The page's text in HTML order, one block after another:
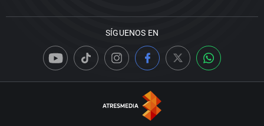
SÍGUENOS EN